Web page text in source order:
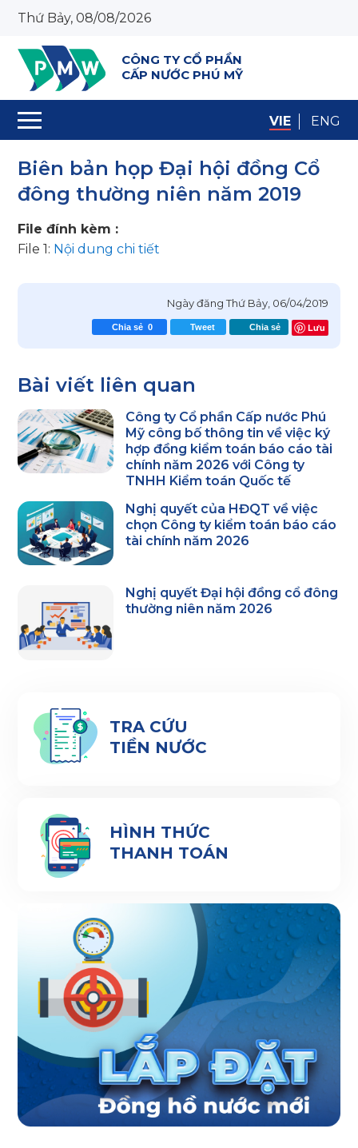
Thứ Bảy, 08/08/2026
VIE ENG
CÔNG TY CỔ PHẦN
CẤP NƯỚC PHÚ MỸ
Biên bản họp Đại hội đồng Cổ
đông thường niên năm 2019
File đính kèm :
File 1: Nội dung chi tiết
Ngày đăngThứ Bảy, 06/04/2019
Chia sẻ 0 Tweet Chia sẻ Lưu
Bài viết liên quan
Công ty Cổ phần Cấp nước Phú
Mỹ công bố thông tin về việc ký
hợp đồng kiểm toán báo cáo tài
chính năm 2026 với Công ty
TNHH Kiểm toán Quốc tế
Nghị quyết của HĐQT về việc
chọn Công ty kiểm toán báo cáo
tài chính năm 2026
Nghị quyết Đại hội đồng cổ đông
thường niên năm 2026
TRA CỨU
TIỀN NƯỚC
HÌNH THỨC
THANH TOÁN